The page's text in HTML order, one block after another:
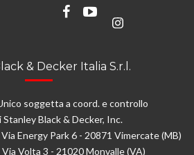
& Decker Italia S.r.l.
soggetta a coord. e controllo
Stanley Black & Decker, Inc.
Energy Park 6 - 20871 Vimercate (MB)
Volta 3 - 21020 Monvalle (VA)